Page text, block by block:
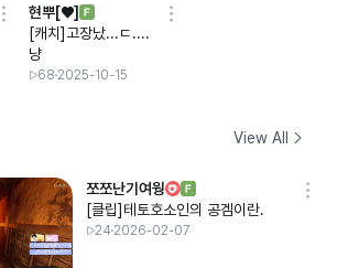
현뿌[♥]
[캐치]고장났...ㄷ....
냥
68 2025-10-15
View All
쪼쪼난기여웡
[클립]테토호소인의 공겜이란.
24 2026-02-07